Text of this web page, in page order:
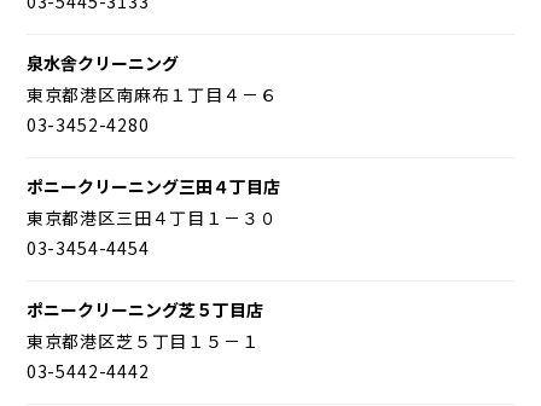
泉水舎クリーニング
東京都港区南麻布１丁目４－６
03-3452-4280
ポニークリーニング三田４丁目店
東京都港区三田４丁目１－３０
03-3454-4454
ポニークリーニング芝５丁目店
東京都港区芝５丁目１５－１
03-5442-4442